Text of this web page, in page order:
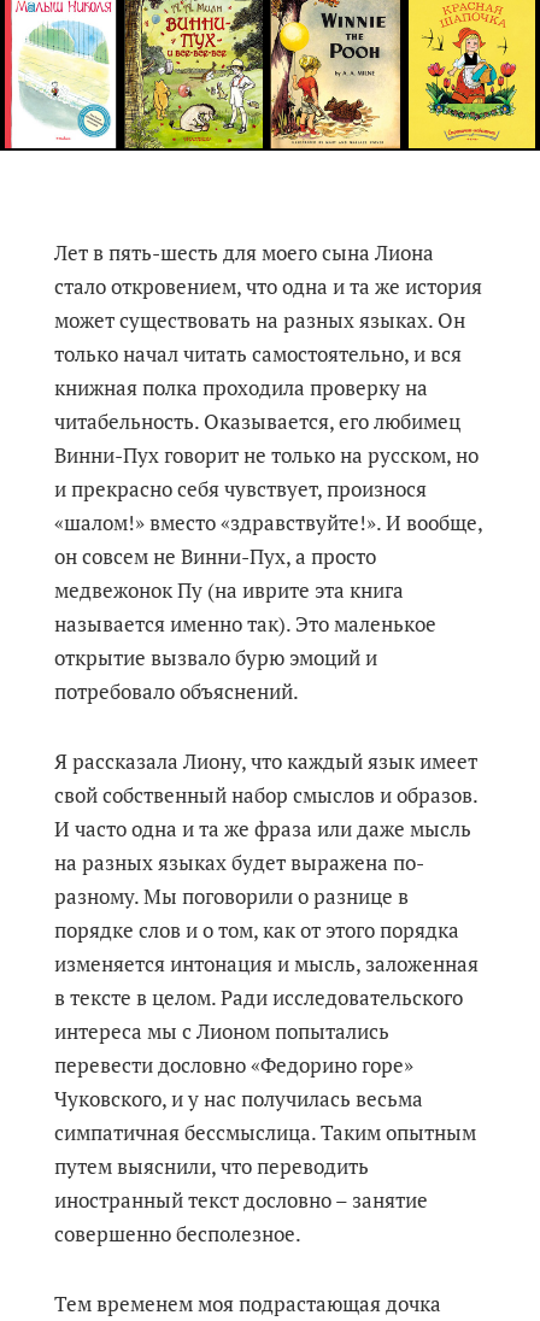
Лет в пять-шесть для моего сына Лиона
стало откровением, что одна и та же история
может существовать на разных языках. Он
только начал читать самостоятельно, и вся
книжная полка проходила проверку на
читабельность. Оказывается, его любимец
Винни-Пух говорит не только на русском, но
и прекрасно себя чувствует, произнося
«шалом!» вместо «здравствуйте!». И вообще,
он совсем не Винни-Пух, а просто
медвежонок Пу (на иврите эта книга
называется именно так). Это маленькое
открытие вызвало бурю эмоций и
потребовало объяснений.
Я рассказала Лиону, что каждый язык имеет
свой собственный набор смыслов и образов.
И часто одна и та же фраза или даже мысль
на разных языках будет выражена по-
разному. Мы поговорили о разнице в
порядке слов и о том, как от этого порядка
изменяется интонация и мысль, заложенная
в тексте в целом. Ради исследовательского
интереса мы c Лионом попытались
перевести дословно «Федорино горе»
Чуковского, и у нас получилась весьма
симпатичная бессмыслица. Таким опытным
путем выяснили, что переводить
иностранный текст дословно – занятие
совершенно бесполезное.
Тем временем моя подрастающая дочка